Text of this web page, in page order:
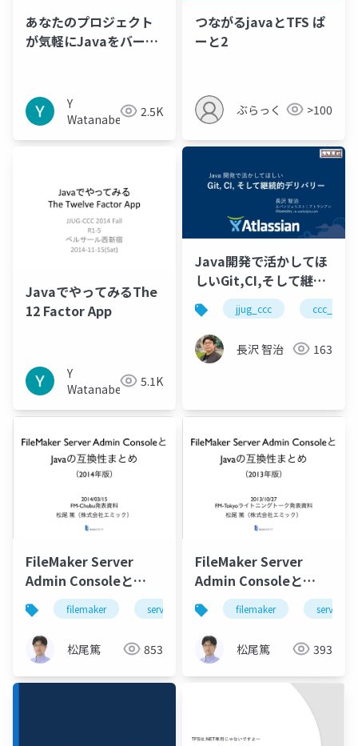
あなたのプロジェクト
が気軽にJavaをバージ
Y
Watanabe
2.5K
つながるjavaとTFS ぱ
ーと2
ぶらっく >100
JavaでやってみるThe
12 Factor App
Y
Watanabe
5.1K
Java開発で活かしてほ
しいGit,CI,そして継続
的デリバリー
#jjug_ccc #ccc_r13
jjug_ccc ccc_r13
長沢 智治 163
FileMaker Server
Admin Consoleと
Javaの互換性まとめ
（2014年版）
filemaker server java
松尾篤 853
FileMaker Server
Admin Consoleと
Javaの互換性まとめ
（2013年版）
filemaker server
松尾篤 393